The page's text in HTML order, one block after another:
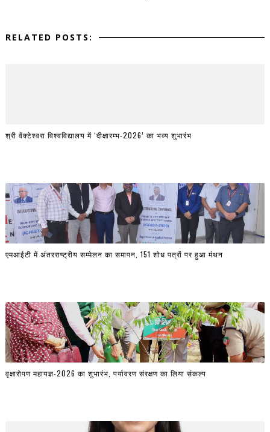
RELATED POSTS:
श्री वेंक्टेश्वरा विश्वविद्यालय में ‘दीक्षारम्भ-2026’ का भव्य शुभारंभ
एमआईटी में अंतरराष्ट्रीय सम्मेलन का समापन, 151 शोध पत्रों पर हुआ मंथन
वृक्षारोपण महायज्ञ-2026 का शुभारंभ, पर्यावरण संरक्षण का लिया संकल्प